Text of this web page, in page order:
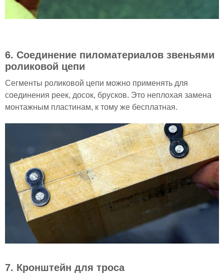
6. Соединение пиломатериалов звеньями
роликовой цепи
Сегменты роликовой цепи можно применять для
соединения реек, досок, брусков. Это неплохая замена
монтажным пластинам, к тому же бесплатная.
7. Кронштейн для троса